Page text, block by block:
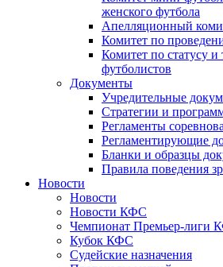
женского футбола
Апелляционный
Комитет по
Комитет по статусу и
футболистов
Документы
Учредительные
Стратегии и
Регламенты
Регламентирующие
Бланки и образцы
Правила поведения
Новости
Новости
Новости КФС
Чемпионат Премьер-лиги
Кубок КФС
Судейские назначения